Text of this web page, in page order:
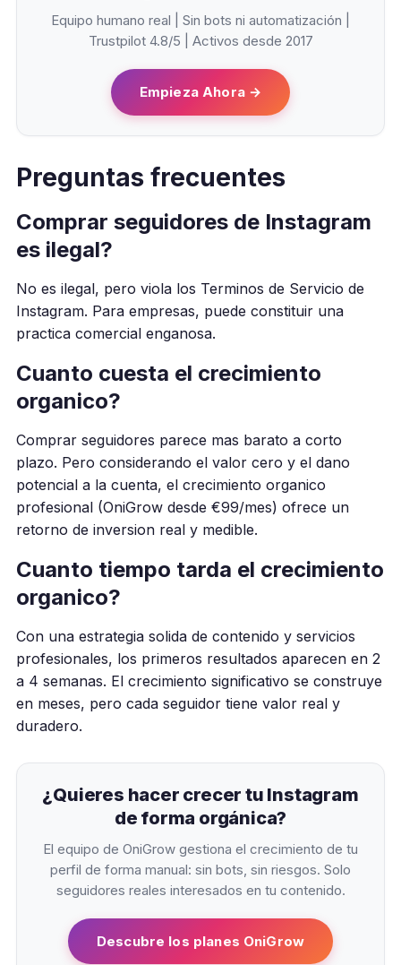
Equipo humano real | Sin bots ni automatización |
Trustpilot 4.8/5 | Activos desde 2017
Empieza Ahora →
Preguntas frecuentes
Comprar seguidores de Instagram
es ilegal?
No es ilegal, pero viola los Terminos de Servicio de
Instagram. Para empresas, puede constituir una
practica comercial enganosa.
Cuanto cuesta el crecimiento
organico?
Comprar seguidores parece mas barato a corto
plazo. Pero considerando el valor cero y el dano
potencial a la cuenta, el crecimiento organico
profesional (OniGrow desde €99/mes) ofrece un
retorno de inversion real y medible.
Cuanto tiempo tarda el crecimiento
organico?
Con una estrategia solida de contenido y servicios
profesionales, los primeros resultados aparecen en 2
a 4 semanas. El crecimiento significativo se construye
en meses, pero cada seguidor tiene valor real y
duradero.
¿Quieres hacer crecer tu Instagram
de forma orgánica?
El equipo de OniGrow gestiona el crecimiento de tu
perfil de forma manual: sin bots, sin riesgos. Solo
seguidores reales interesados en tu contenido.
Descubre los planes OniGrow